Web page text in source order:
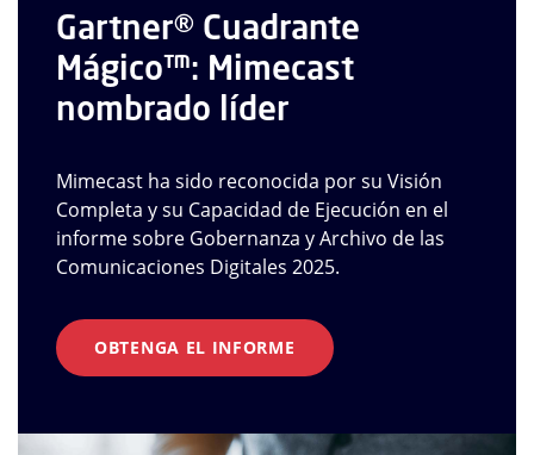
Gartner® Cuadrante
Mágico™: Mimecast
nombrado líder
Mimecast ha sido reconocida por su Visión
Completa y su Capacidad de Ejecución en el
informe sobre Gobernanza y Archivo de las
Comunicaciones Digitales 2025.
OBTENGA EL INFORME